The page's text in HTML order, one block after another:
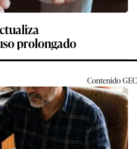
prolongado
ContenidoGEC